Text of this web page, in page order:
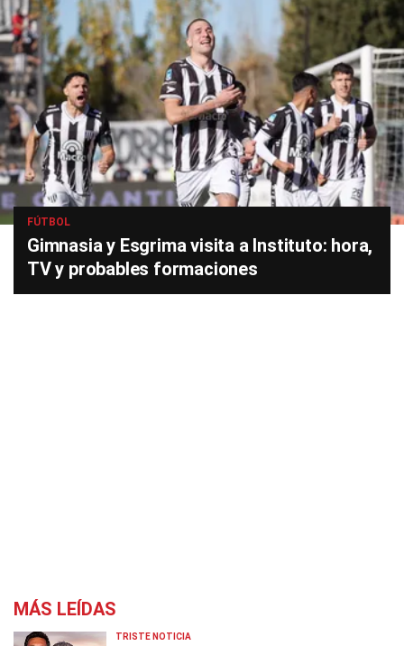
FÚTBOL
Gimnasia y Esgrima visita a Instituto: hora,
TV y probables formaciones
MÁS LEÍDAS
TRISTE NOTICIA